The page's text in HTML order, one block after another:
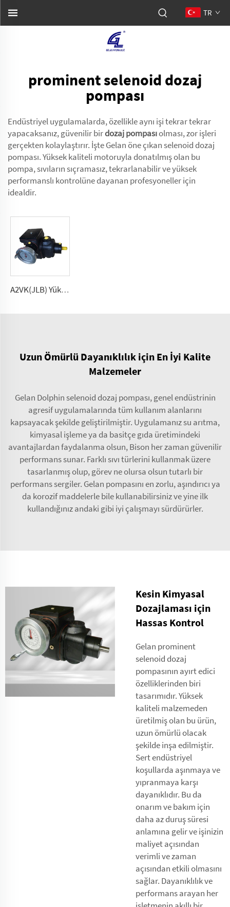
TR
prominent selenoid dozaj
pompası
Endüstriyel uygulamalarda, özellikle aynı işi tekrar tekrar
yapacaksanız, güvenilir birdozaj pompasıolması, zor işleri
gerçekten kolaylaştırır. İşte Gelan öne çıkan selenoid dozaj
pompası. Yüksek kaliteli motoruyla donatılmış olan bu
pompa, sıvıların sıçramasız, tekrarlanabilir ve yüksek
performanslı kontrolüne dayanan profesyoneller için
idealdir.
A2VK(JLB) Yüksek basınçlı ölçüm pompa PU için 5, 12, 28, 55, 107, 225 (cm³/dönem)
Uzun Ömürlü Dayanıklılık için En İyi Kalite
Malzemeler
Gelan Dolphin selenoid dozaj pompası, genel endüstrinin
agresif uygulamalarında tüm kullanım alanlarını
kapsayacak şekilde geliştirilmiştir. Uygulamanız su arıtma,
kimyasal işleme ya da basitçe gıda üretimindeki
avantajlardan faydalanma olsun, Bison her zaman güvenilir
performans sunar. Farklı sıvı türlerini kullanmak üzere
tasarlanmış olup, görev ne olursa olsun tutarlı bir
performans sergiler. Gelan pompasını en zorlu, aşındırıcı ya
da korozif maddelerle bile kullanabilirsiniz ve yine ilk
kullandığınız andaki gibi iyi çalışmayı sürdürürler.
Kesin Kimyasal
Dozajlaması için
Hassas Kontrol
Gelan prominent
selenoid dozaj
pompasının ayırt edici
özelliklerinden biri
tasarımıdır. Yüksek
kaliteli malzemeden
üretilmiş olan bu ürün,
uzun ömürlü olacak
şekilde inşa edilmiştir.
Sert endüstriyel
koşullarda aşınmaya ve
yıpranmaya karşı
dayanıklıdır. Bu da
onarım ve bakım için
daha az duruş süresi
anlamına gelir ve işinizin
maliyet açısından
verimli ve zaman
açısından etkili olmasını
sağlar. Dayanıklılık ve
performans arayan her